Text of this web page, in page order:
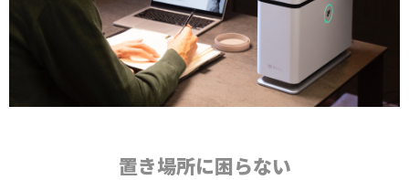
置き場所に困らない